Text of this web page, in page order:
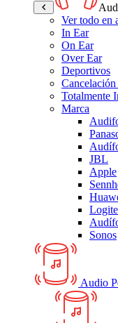
Ver todo en
In Ear
On Ear
Over Ear
Deportivos
Totalmente
Marca
JBL
Apple
Sonos
Audio